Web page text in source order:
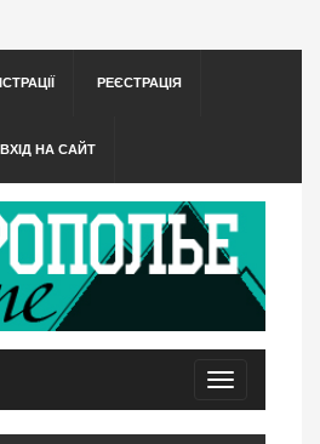
РЕЄСТРАЦІЯ
ВХІД НА САЙТ
Toggle
navigation